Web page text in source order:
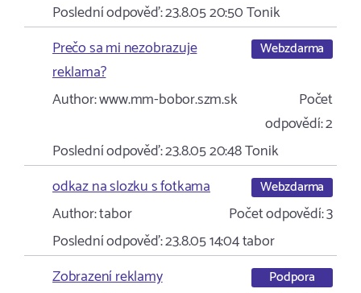
Poslední odpověď:23.8.05 20:50Tonik
Prečo sa mi nezobrazuje
reklama?
Webzdarma
Author:www.mm-bobor.szm.sk
Počet
odpovědí:2
Poslední odpověď:23.8.05 20:48Tonik
odkaz na slozku s fotkama
Webzdarma
Author:tabor Počet odpovědí:3
Poslední odpověď:23.8.05 14:04tabor
Zobrazení reklamy
Podpora